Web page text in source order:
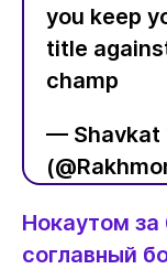
you keep
title
champ
— Shavkat
Нокаутом за
соглавный